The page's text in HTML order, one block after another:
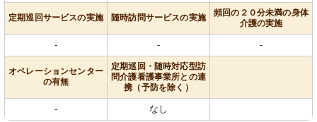
定期巡回サービスの実施 随時訪問サービスの実施
頻回の２０分未満の身体
介護の実施
- - -
オペレーションセンター
の有無
定期巡回・随時対応型訪
問介護看護事業所との連
携（予防を除く）
- なし